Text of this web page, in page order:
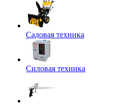
Садовая техника
Силовая техника